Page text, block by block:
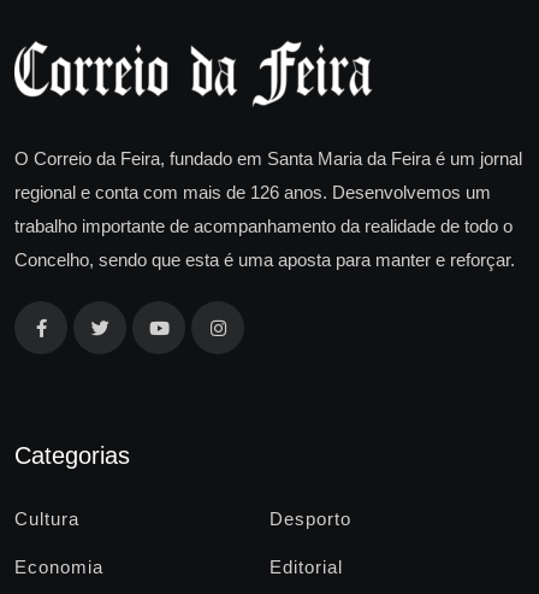
O Correio da Feira, fundado em Santa Maria da Feira é um jornal
regional e conta com mais de 126 anos. Desenvolvemos um
trabalho importante de acompanhamento da realidade de todo o
Concelho, sendo que esta é uma aposta para manter e reforçar.
Categorias
Cultura Desporto
Economia Editorial